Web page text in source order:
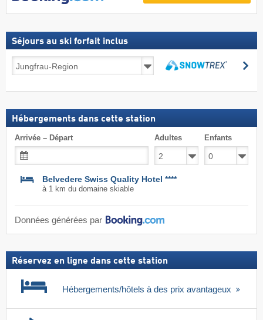
Séjours au ski forfait inclus
Séjours
au
forfait
Hébergements dans cette station
Arrivée – Départ Adultes Enfants
Belvedere Swiss Quality Hotel ****
à 1 km du domaine skiable
Données générées par
Réservez en ligne dans cette station
Hébergements/hôtels à des prix avantageux